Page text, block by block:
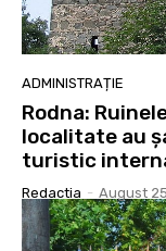
ADMINISTRAȚIE
Rodna:
localitate au
turistic
Redactia - August